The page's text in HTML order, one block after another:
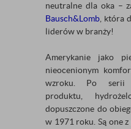
neutralne dla oka –
Bausch&Lomb , która
liderów w branży!
Amerykanie jako
nieocenionym
wzroku. Po serii
produktu,
dopuszczone do
w 1971 roku. Są one